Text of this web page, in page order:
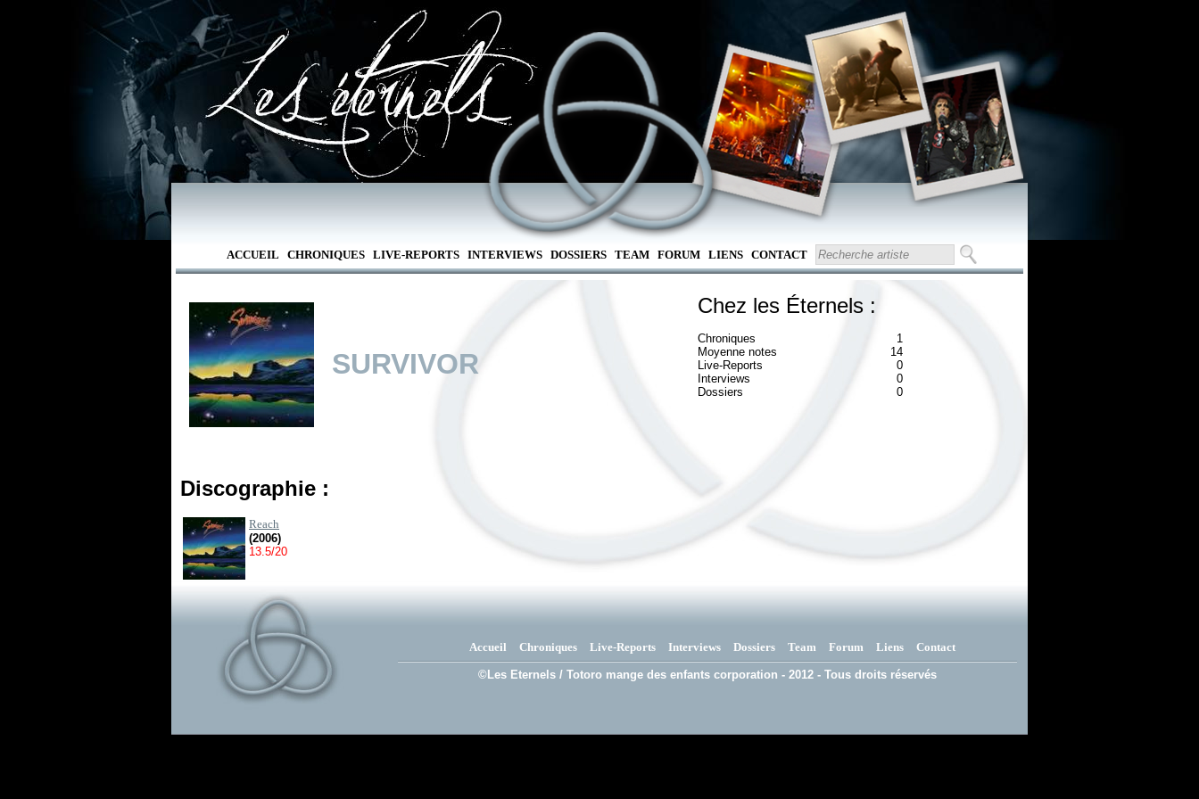
ACCUEIL CHRONIQUES LIVE-REPORTS INTERVIEWS DOSSIERS TEAM FORUM LIENS CONTACT
SURVIVOR
Chez les Éternels :
Chroniques
1
Moyenne notes
14
Live-Reports
0
Interviews
0
Dossiers
0
Discographie :
Reach
(2006)
13.5/20
Accueil Chroniques Live-Reports Interviews Dossiers Team Forum Liens Contact
©Les Eternels / Totoro mange des enfants corporation - 2012 - Tous droits réservés